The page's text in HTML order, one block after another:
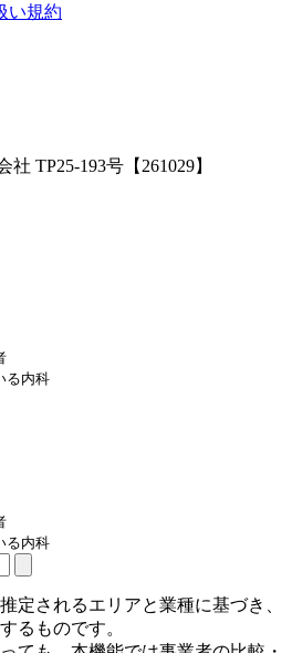
い規約
TP25-193号【261029】
る内科
る内科
定されるエリアと業種に基づき、
るものです。